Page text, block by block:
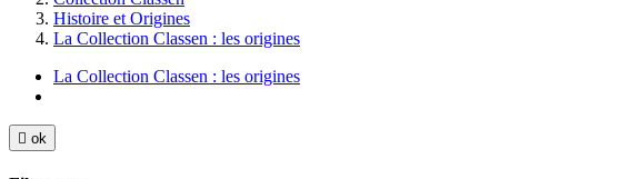
Histoire et Origines
La Collection Classen : les origines
La Collection Classen : les origines
 ok